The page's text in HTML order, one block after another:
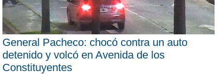
General Pacheco: chocó contra un auto
detenido y volcó en Avenida de los
Constituyentes